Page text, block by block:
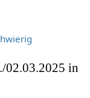
02.03.2025 in